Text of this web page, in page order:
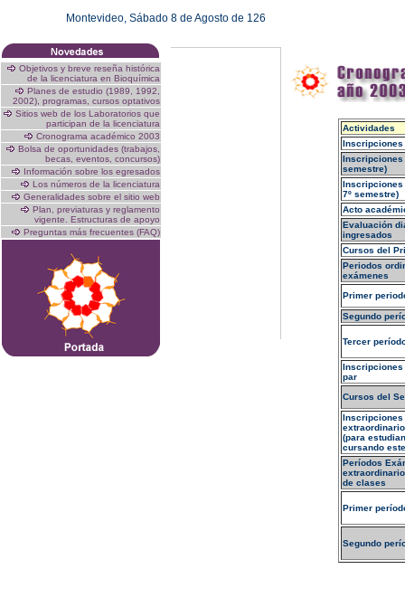
Montevideo, Sábado 8 de Agosto de 126
Objetivos y breve reseña histórica
de la licenciatura en Bioquímica
Planes de estudio (1989, 1992,
2002), programas, cursos optativos
Sitios web de los Laboratorios que
participan de la licenciatura
Cronograma académico 2003
Bolsa de oportunidades (trabajos,
becas, eventos, concursos)
Información sobre los egresados
Los números de la licenciatura
Generalidades sobre el sitio web
Plan, previaturas y reglamento
vigente. Estructuras de apoyo
Preguntas más frecuentes (FAQ)
Actividades
Inscripciones
Inscripciones
semestre)
Inscripciones
7º semestre)
Acto
Evaluación
ingresados
Cursos del
Periodos
exámenes
Primer
Segundo
Tercer
par
Cursos del
Inscripciones
(para
cursando
Períodos
de clases
Primer
Segundo